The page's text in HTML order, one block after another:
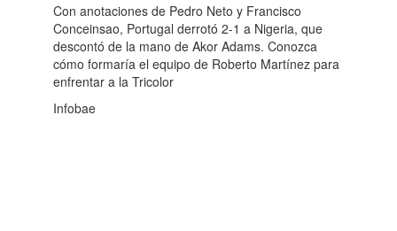
Con anotaciones de Pedro Neto y Francisco
Conceinsao, Portugal derrotó 2-1 a Nigeria, que
descontó de la mano de Akor Adams. Conozca
cómo formaría el equipo de Roberto Martínez para
enfrentar a la Tricolor
Infobae